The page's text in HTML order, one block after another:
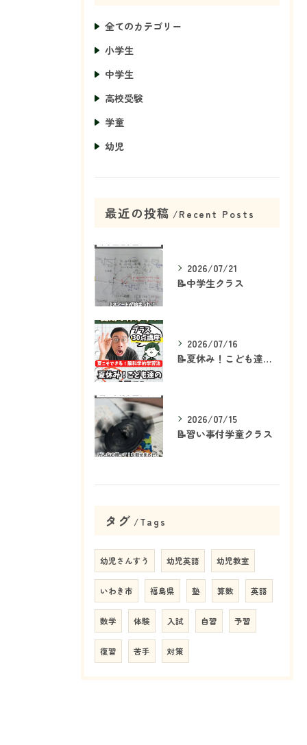
全てのカテゴリー
小学生
中学生
高校受験
学童
幼児
最近の投稿 Recent Posts
2026/07/21
📝中学生クラス
2026/07/16
📝夏休み！こども達の「ココ」を見て！👀
2026/07/15
📝習い事付学童クラス
タグ Tags
幼児さんすう 幼児英語 幼児教室
いわき市 福島県 塾 算数 英語
数学 体験 入試 自習 予習
復習 苦手 対策